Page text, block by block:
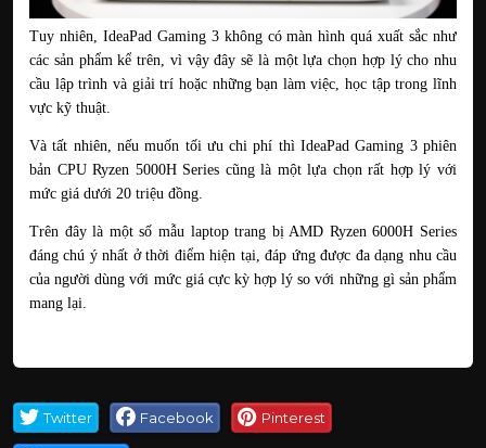
Tuy nhiên, IdeaPad Gaming 3 không có màn hình quá xuất sắc như
các sản phẩm kể trên, vì vậy đây sẽ là một lựa chọn hợp lý cho nhu
cầu lập trình và giải trí hoặc những bạn làm việc, học tập trong lĩnh
vực kỹ thuật.
Và tất nhiên, nếu muốn tối ưu chi phí thì IdeaPad Gaming 3 phiên
bản CPU Ryzen 5000H Series cũng là một lựa chọn rất hợp lý với
mức giá dưới 20 triệu đồng.
Trên đây là một số mẫu laptop trang bị AMD Ryzen 6000H Series
đáng chú ý nhất ở thời điểm hiện tại, đáp ứng được đa dạng nhu cầu
của người dùng với mức giá cực kỳ hợp lý so với những gì sản phẩm
mang lại.
Twitter Facebook Pinterest